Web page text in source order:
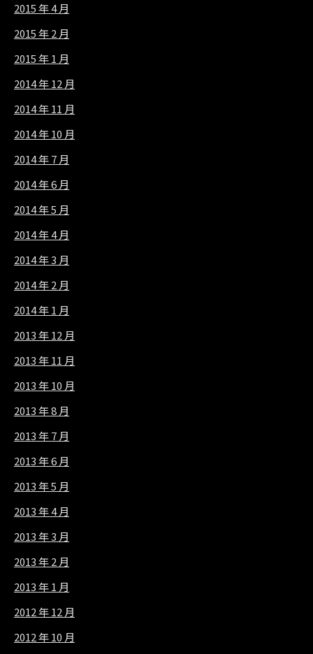
2015 年 4 月
2015 年 2 月
2015 年 1 月
2014 年 12 月
2014 年 11 月
2014 年 10 月
2014 年 7 月
2014 年 6 月
2014 年 5 月
2014 年 4 月
2014 年 3 月
2014 年 2 月
2014 年 1 月
2013 年 12 月
2013 年 11 月
2013 年 10 月
2013 年 8 月
2013 年 7 月
2013 年 6 月
2013 年 5 月
2013 年 4 月
2013 年 3 月
2013 年 2 月
2013 年 1 月
2012 年 12 月
2012 年 10 月